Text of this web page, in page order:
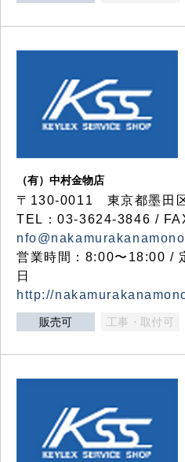
（有）中村金物店
〒130-0011 東京都墨田
TEL：03-3624-3846 /
営業時間：8:00〜18:00 /
日
http://
販売可 工事・取付可